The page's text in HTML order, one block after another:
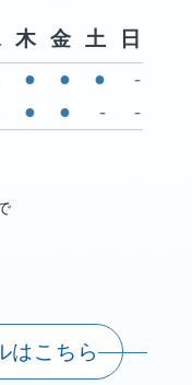
木 金 土
日
● ● ● -
● ● - -
はこちら